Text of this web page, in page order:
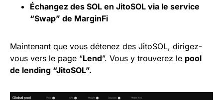
Échangez des SOL en JitoSOL via le service
“Swap” de MarginFi
Maintenant que vous détenez des JitoSOL, dirigez-
vous vers le page “Lend”. Vous y trouverez le pool
de lending “JitoSOL”.